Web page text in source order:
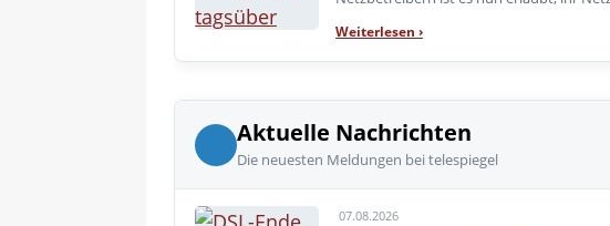
Weiterlesen ›
Aktuelle Nachrichten
Die neuesten Meldungen bei telespiegel
07.08.2026